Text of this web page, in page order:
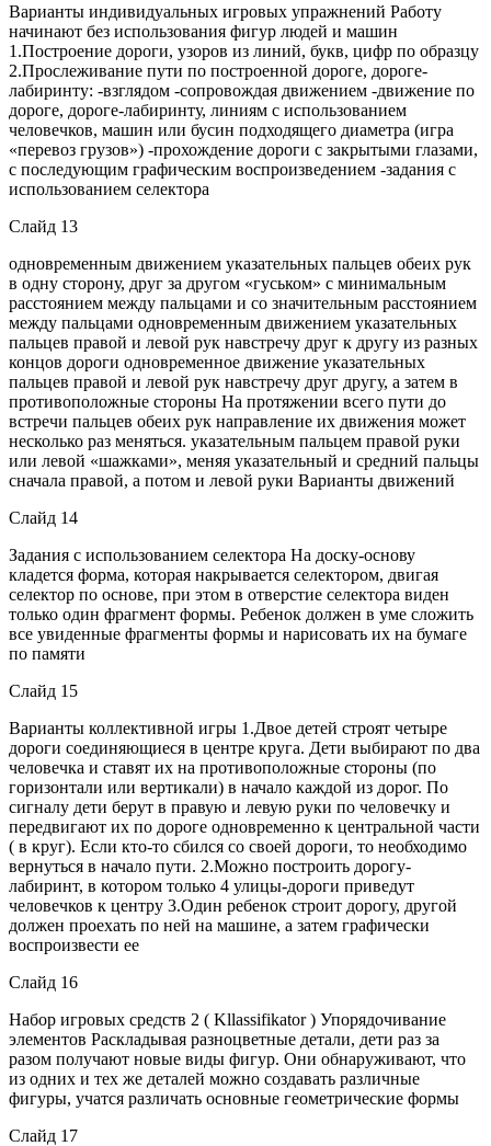
Варианты индивидуальных игровых упражнений Работу
начинают без использования фигур людей и машин
1.Построение дороги, узоров из линий, букв, цифр по образцу
2.Прослеживание пути по построенной дороге, дороге-
лабиринту: -взглядом -сопровождая движением -движение по
дороге, дороге-лабиринту, линиям с использованием
человечков, машин или бусин подходящего диаметра (игра
«перевоз грузов») -прохождение дороги с закрытыми глазами,
с последующим графическим воспроизведением -задания с
использованием селектора
Слайд 13
одновременным движением указательных пальцев обеих рук
в одну сторону, друг за другом «гуськом» с минимальным
расстоянием между пальцами и со значительным расстоянием
между пальцами одновременным движением указательных
пальцев правой и левой рук навстречу друг к другу из разных
концов дороги одновременное движение указательных
пальцев правой и левой рук навстречу друг другу, а затем в
противоположные стороны На протяжении всего пути до
встречи пальцев обеих рук направление их движения может
несколько раз меняться. указательным пальцем правой руки
или левой «шажками», меняя указательный и средний пальцы
сначала правой, а потом и левой руки Варианты движений
Слайд 14
Задания с использованием селектора На доску-основу
кладется форма, которая накрывается селектором, двигая
селектор по основе, при этом в отверстие селектора виден
только один фрагмент формы. Ребенок должен в уме сложить
все увиденные фрагменты формы и нарисовать их на бумаге
по памяти
Слайд 15
Варианты коллективной игры 1.Двое детей строят четыре
дороги соединяющиеся в центре круга. Дети выбирают по два
человечка и ставят их на противоположные стороны (по
горизонтали или вертикали) в начало каждой из дорог. По
сигналу дети берут в правую и левую руки по человечку и
передвигают их по дороге одновременно к центральной части
( в круг). Если кто-то сбился со своей дороги, то необходимо
вернуться в начало пути. 2.Можно построить дорогу-
лабиринт, в котором только 4 улицы-дороги приведут
человечков к центру 3.Один ребенок строит дорогу, другой
должен проехать по ней на машине, а затем графически
воспроизвести ее
Слайд 16
Набор игровых средств 2 ( Kllassifikator ) Упорядочивание
элементов Раскладывая разноцветные детали, дети раз за
разом получают новые виды фигур. Они обнаруживают, что
из одних и тех же деталей можно создавать различные
фигуры, учатся различать основные геометрические формы
Слайд 17